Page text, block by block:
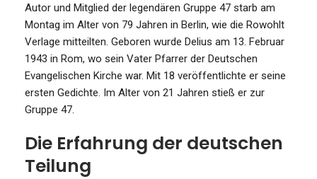
Autor und Mitglied der legendären Gruppe 47 starb am
Montag im Alter von 79 Jahren in Berlin, wie die Rowohlt
Verlage mitteilten. Geboren wurde Delius am 13. Februar
1943 in Rom, wo sein Vater Pfarrer der Deutschen
Evangelischen Kirche war. Mit 18 veröffentlichte er seine
ersten Gedichte. Im Alter von 21 Jahren stieß er zur
Gruppe 47.
Die Erfahrung der deutschen
Teilung